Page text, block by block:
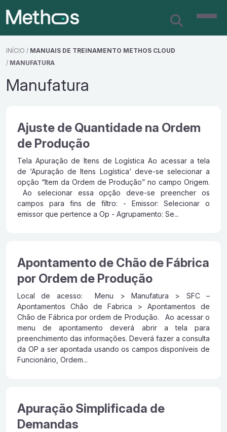
INÍCIO / MANUAIS DE TREINAMENTO METHOS CLOUD
/ MANUFATURA
Manufatura
Ajuste de Quantidade na Ordem
de Produção
Tela Apuração de Itens de Logística Ao acessar a tela
de ‘Apuração de Itens Logística’ deve-se selecionar a
opção “Item da Ordem de Produção” no campo Origem.
Ao selecionar essa opção deve-se preencher os
campos para fins de filtro: - Emissor: Selecionar o
emissor que pertence a Op - Agrupamento: Se...
Apontamento de Chão de Fábrica
por Ordem de Produção
Local de acesso: Menu > Manufatura > SFC –
Apontamentos Chão de Fabrica > Apontamentos de
Chão de Fábrica por ordem de Produção. Ao acessar o
menu de apontamento deverá abrir a tela para
preenchimento das informações. Deverá fazer a consulta
da OP a ser apontada usando os campos disponíveis de
Funcionário, Ordem...
Apuração Simplificada de
Demandas